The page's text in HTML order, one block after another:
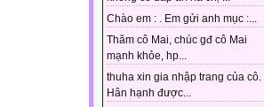
Chào em : . Em gửi anh mục :...
Thăm cô Mai, chúc gđ cô Mai
mạnh khỏe, hp...
thuha xin gia nhập trang của cô.
Hân hạnh được...